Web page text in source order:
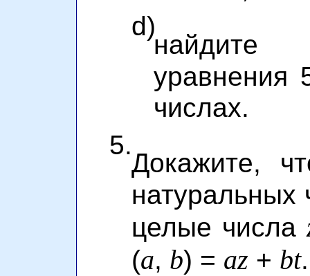
d)
уравнения
числах.
5.
Докажите,
натуральных
целые числа
(a, b) = az + bt.